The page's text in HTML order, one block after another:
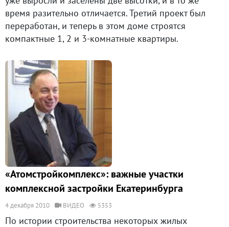
время разительно отличается. Третий проект был
переработан, и теперь в этом доме строятся
компактные 1, 2 и 3-комнатные квартиры.
«Атомстройкомплекс»: важные участки
комплексной застройки Екатеринбурга
4 декабря 2010 ВИДЕО 5353
По истории строительства некоторых жилых